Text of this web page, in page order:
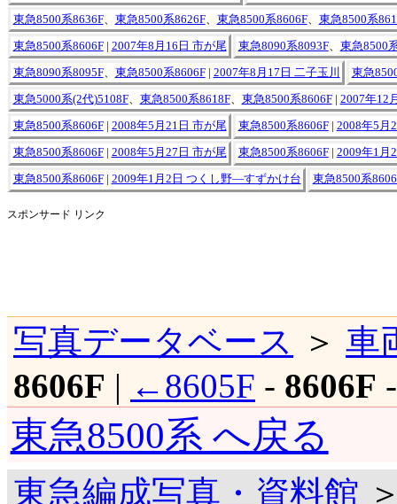
東急8500系8636F、 東急8500系8626F、 東急8500系8606F、 東急8500系
東急8500系8606F| 2007年8月16日 市が尾 東急8090系8093F、 東急8500
東急8090系8095F、 東急8500系8606F| 2007年8月17日 二子玉川 東急
東急5000系(2代)5108F、 東急8500系8618F、 東急8500系8606F| 2007年12
東急8500系8606F| 2008年5月21日 市が尾 東急8500系8606F| 2008年5月
東急8500系8606F| 2008年5月27日 市が尾 東急8500系8606F| 2009年1月
東急8500系8606F| 2009年1月2日 つくし野―すずかけ台 東急8500系
スポンサード リンク
写真データベース ＞ 車
8606F | ←8605F - 8606F
東急8500系 へ戻る
東急編成写真・資料館